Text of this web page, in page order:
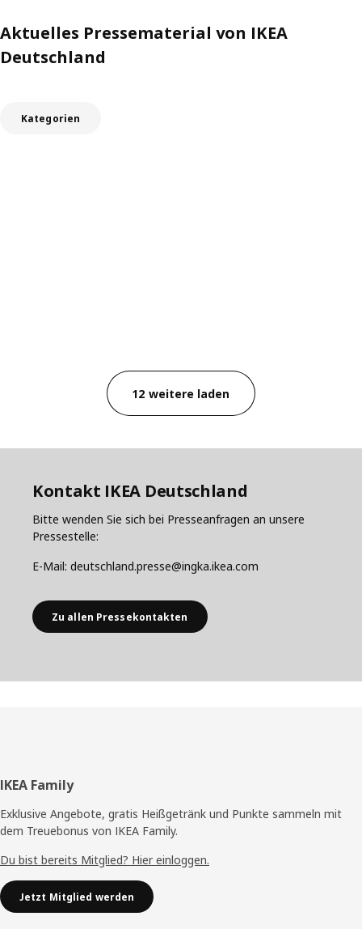
Aktuelles Pressematerial von IKEA
Deutschland
Kategorien
12 weitere laden
Kontakt IKEA Deutschland
Bitte wenden Sie sich bei Presseanfragen an unsere
Pressestelle:
E-Mail: deutschland.presse@ingka.ikea.com
Zu allen Pressekontakten
Fußzeile
IKEA Family
Exklusive Angebote, gratis Heißgetränk und Punkte sammeln mit
dem Treuebonus von IKEA Family.
Du bist bereits Mitglied? Hier einloggen.
Jetzt Mitglied werden